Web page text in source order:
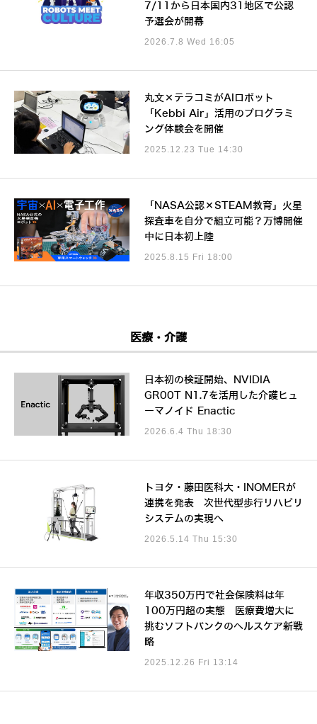
7/11から日本国内31地区で公認
予選会が開幕
2026.7.8 Wed 16:05
丸文×テラコミがAIロボット
「Kebbi Air」活用のプログラミ
ング体験会を開催
2025.12.23 Tue 14:30
「NASA公認×STEAM教育」火星
探査車を自分で組立可能？万博開催
中に日本初上陸
2025.8.15 Fri 18:00
医療・介護
日本初の検証開始、NVIDIA
GR00T N1.7を活用した介護ヒュ
ーマノイド Enactic
2026.6.4 Thu 18:30
トヨタ・藤田医科大・INOMERが
連携を発表 次世代型歩行リハビリ
システムの実現へ
2026.5.14 Thu 15:30
年収350万円で社会保険料は年
100万円超の実態 医療費増大に
挑むソフトバンクのヘルスケア新戦
略
2025.12.26 Fri 13:14